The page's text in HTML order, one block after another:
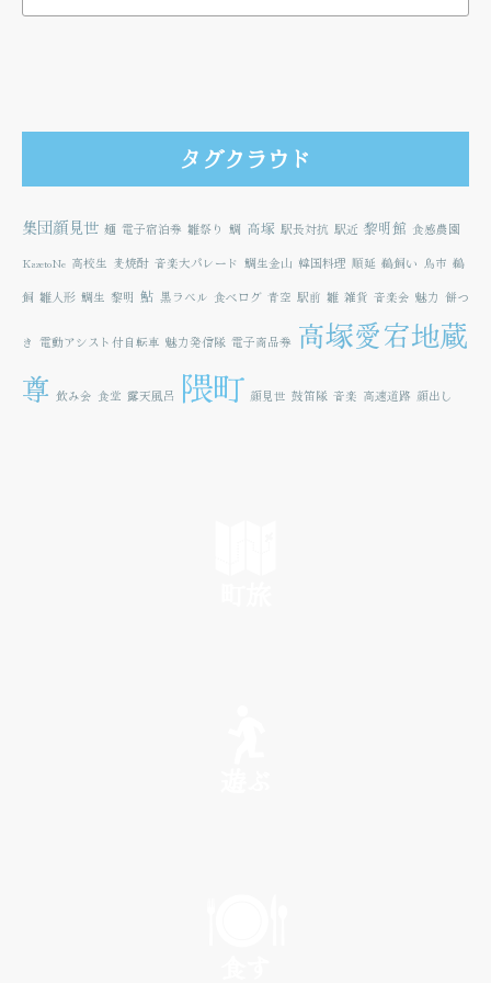
タグクラウド
集団顔見世 麺 電子宿泊券 雛祭り 鯛 高塚 駅長対抗 駅近 黎明館 食感農園
KazetoNe 高校生 麦焼酎 音楽大パレード 鯛生金山 韓国料理 順延 鵜飼い 鳥市 鵜
飼 雛人形 鯛生 黎明 鮎 黒ラベル 食べログ 青空 駅前 雛 雑貨 音楽会 魅力 餅つ
き 電動アシスト付自転車 魅力発信隊 電子商品券 高塚愛宕地蔵
尊 飲み会 食堂 露天風呂 隈町 顔見世 鼓笛隊 音楽 高速道路 顔出し